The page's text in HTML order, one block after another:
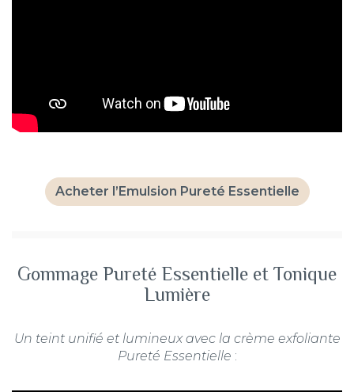
Acheter l’Emulsion Pureté Essentielle
Gommage Pureté Essentielle et Tonique
Lumière
Un teint unifié et lumineux avec la crème exfoliante
Pureté Essentielle :